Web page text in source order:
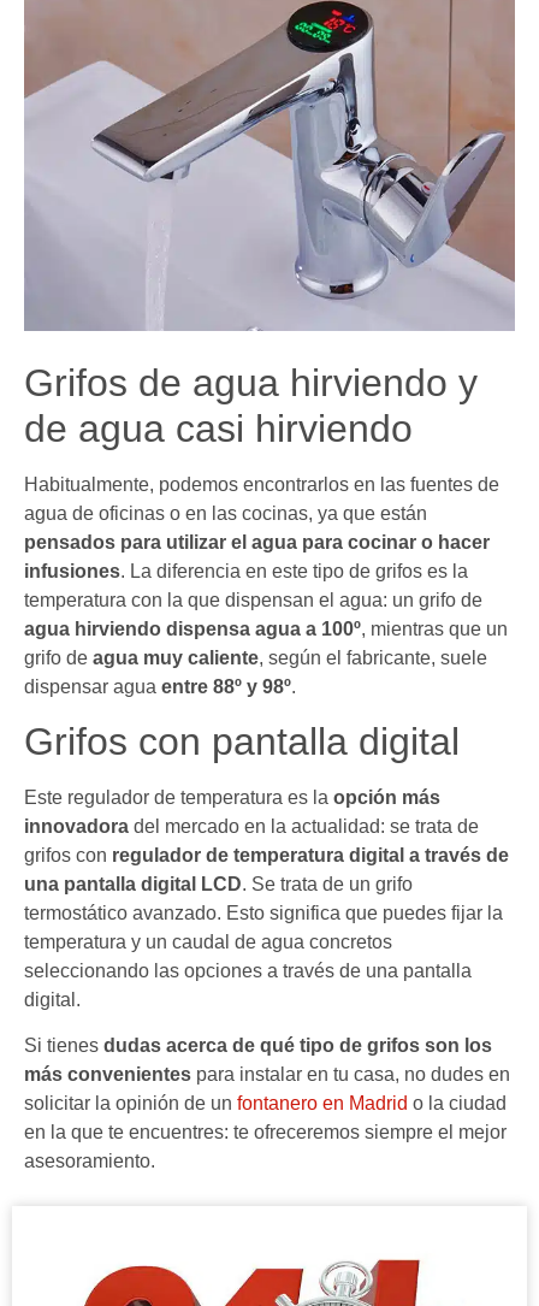
Grifos de agua hirviendo y
de agua casi hirviendo
Habitualmente, podemos encontrarlos en las fuentes de
agua de oficinas o en las cocinas, ya que están
pensados para utilizar el agua para cocinar o hacer
infusiones. La diferencia en este tipo de grifos es la
temperatura con la que dispensan el agua: un grifo de
agua hirviendo dispensa agua a 100º, mientras que un
grifo de agua muy caliente, según el fabricante, suele
dispensar agua entre 88º y 98º.
Grifos con pantalla digital
Este regulador de temperatura es la opción más
innovadora del mercado en la actualidad: se trata de
grifos con regulador de temperatura digital a través de
una pantalla digital LCD. Se trata de un grifo
termostático avanzado. Esto significa que puedes fijar la
temperatura y un caudal de agua concretos
seleccionando las opciones a través de una pantalla
digital.
Si tienes dudas acerca de qué tipo de grifos son los
más convenientes para instalar en tu casa, no dudes en
solicitar la opinión de un fontanero en Madrid o la ciudad
en la que te encuentres: te ofreceremos siempre el mejor
asesoramiento.